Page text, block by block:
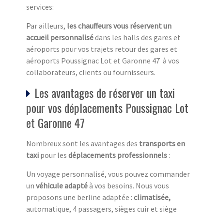
services:
Par ailleurs, les chauffeurs vous réservent un
accueil personnalisédans les halls des gares et
aéroports pour vos trajets retour des gares et
aéroports Poussignac Lot et Garonne 47 à vos
collaborateurs, clients ou fournisseurs.
Les avantages de réserver un taxi
pour vos déplacements Poussignac Lot
et Garonne 47
Nombreux sont les avantages des transports en
taxi pour les déplacements professionnels :
Un voyage personnalisé, vous pouvez commander
un véhicule adaptéà vos besoins. Nous vous
proposons une berline adaptée : climatisée,
automatique, 4 passagers, sièges cuir et siège